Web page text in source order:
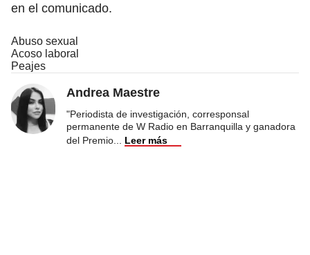
en el comunicado.
Abuso sexual
Acoso laboral
Peajes
Andrea Maestre
"Periodista de investigación, corresponsal
permanente de W Radio en Barranquilla y ganadora
del Premio
Leer más